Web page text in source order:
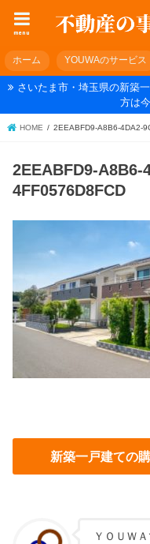
menu
ホーム YOUWAのサービス
さいたま市・埼玉県の新築
方は
HOME 2EEABFD9-A8B6-4DA2-
2EEABFD9-A8B6-
4FF0576D8FCD
新築一戸建ての
ＹＯＵＷ